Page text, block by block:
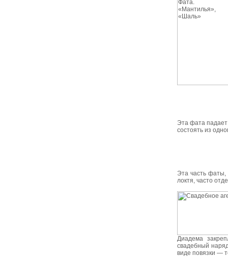
Эта фата
состоять из
Эта часть фаты,
локтя, часто
Диадема
свадебный
виде повязки —